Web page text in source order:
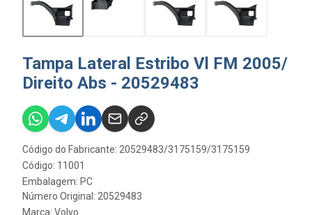
Tampa Lateral Estribo Vl FM 2005/
Direito Abs - 20529483
Código do Fabricante: 20529483/3175159/3175159
Código: 11001
Embalagem: PC
Número Original: 20529483
Marca: Volvo